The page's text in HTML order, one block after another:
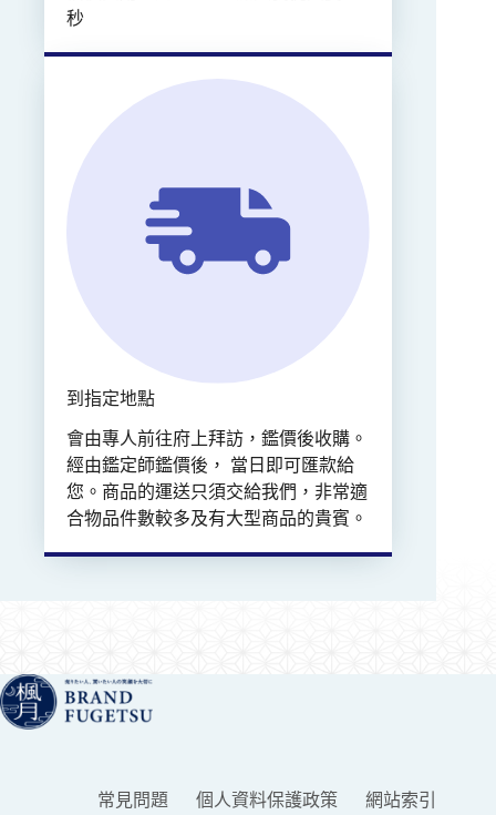
秒
到指定地點
會由專人前往府上拜訪，鑑價後收購。
經由鑑定師鑑價後， 當日即可匯款給
您。商品的運送只須交給我們，非常適
合物品件數較多及有大型商品的貴賓。
常見問題 個人資料保護政策 網站索引